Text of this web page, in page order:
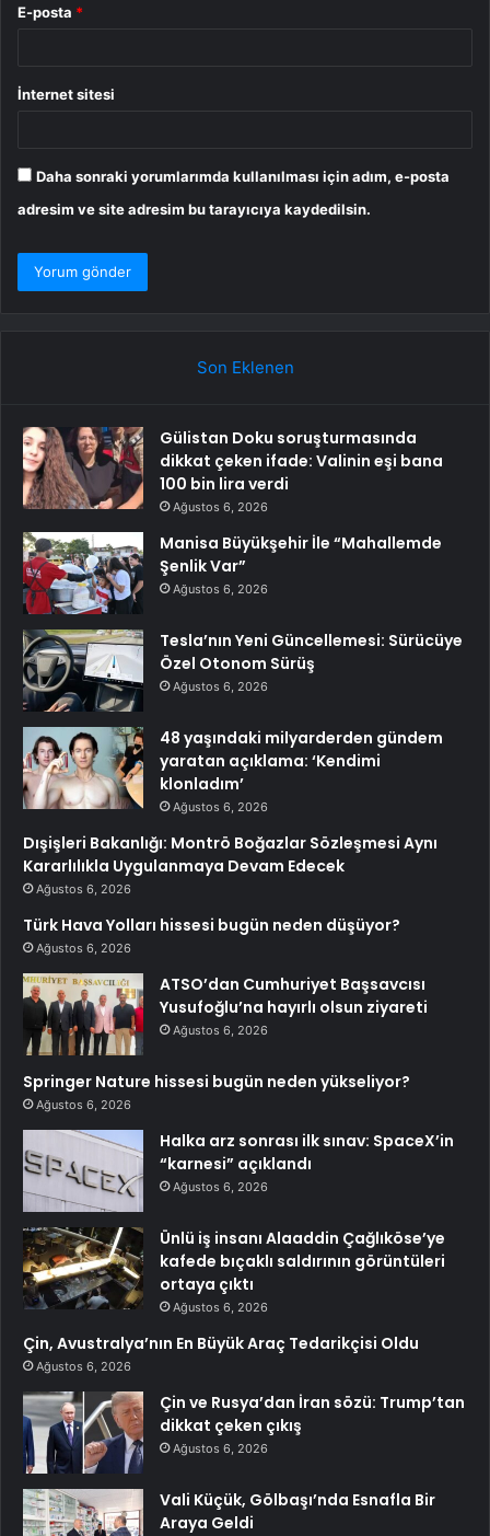
E-posta *
İnternet sitesi
Daha sonraki yorumlarımda kullanılması için adım, e-posta
adresim ve site adresim bu tarayıcıya kaydedilsin.
Son Eklenen
Gülistan Doku soruşturmasında
dikkat çeken ifade: Valinin eşi bana
100 bin lira verdi
Ağustos 6, 2026
Manisa Büyükşehir İle “Mahallemde
Şenlik Var”
Ağustos 6, 2026
Tesla’nın Yeni Güncellemesi: Sürücüye
Özel Otonom Sürüş
Ağustos 6, 2026
48 yaşındaki milyarderden gündem
yaratan açıklama: ‘Kendimi
klonladım’
Ağustos 6, 2026
Dışişleri Bakanlığı: Montrö Boğazlar Sözleşmesi Aynı
Kararlılıkla Uygulanmaya Devam Edecek
Ağustos 6, 2026
Türk Hava Yolları hissesi bugün neden düşüyor?
Ağustos 6, 2026
ATSO’dan Cumhuriyet Başsavcısı
Yusufoğlu’na hayırlı olsun ziyareti
Ağustos 6, 2026
Springer Nature hissesi bugün neden yükseliyor?
Ağustos 6, 2026
Halka arz sonrası ilk sınav: SpaceX’in
“karnesi” açıklandı
Ağustos 6, 2026
Ünlü iş insanı Alaaddin Çağlıköse’ye
kafede bıçaklı saldırının görüntüleri
ortaya çıktı
Ağustos 6, 2026
Çin, Avustralya’nın En Büyük Araç Tedarikçisi Oldu
Ağustos 6, 2026
Çin ve Rusya’dan İran sözü: Trump’tan
dikkat çeken çıkış
Ağustos 6, 2026
Vali Küçük, Gölbaşı’nda Esnafla Bir
Araya Geldi